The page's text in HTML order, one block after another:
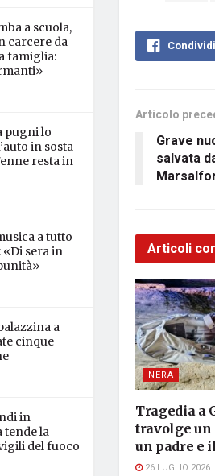
a scuola,
carcere da
famiglia:
pugni lo
in sosta
resta in
a tutto
sera in
a
cinque
in
tende la
del fuoco
Condividi
Articolo
Grave
salvata
Articoli
NERA
Tragedia a
travolge un
un padre e
26 LUGLIO 2026